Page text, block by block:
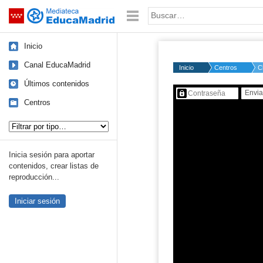
Saltar navegación Palabra o frase:
Inicio
Canal EducaMadrid
Últimos contenidos
Centros
Inicia sesión para aportar
contenidos, crear listas de
reproducción...
Iniciar sesión
Inicio Centros
Contenido protegido…